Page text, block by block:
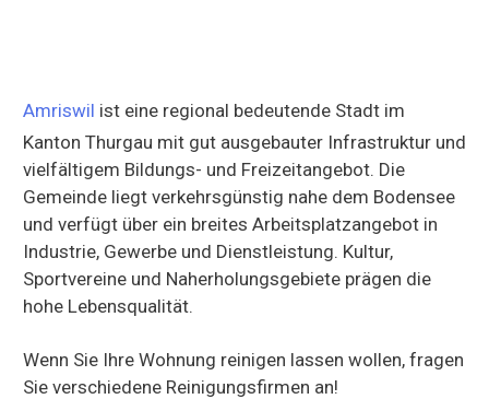
Amriswil ist eine regional bedeutende Stadt im
Kanton Thurgau mit gut ausgebauter Infrastruktur und
vielfältigem Bildungs- und Freizeitangebot. Die
Gemeinde liegt verkehrsgünstig nahe dem Bodensee
und verfügt über ein breites Arbeitsplatzangebot in
Industrie, Gewerbe und Dienstleistung. Kultur,
Sportvereine und Naherholungsgebiete prägen die
hohe Lebensqualität.
Wenn Sie Ihre Wohnung reinigen lassen wollen, fragen
Sie verschiedene Reinigungsfirmen an!